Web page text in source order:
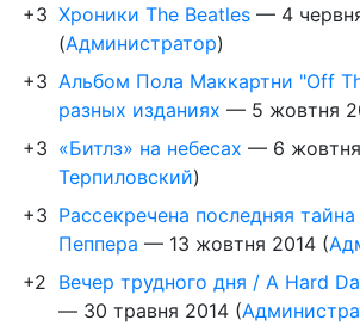
+3 Хроники The Beatles — 4
(Администратор)
+3 Альбом Пола Маккартни "Off
разных изданиях — 5 жовтня
+3 «Битлз» на небесах — 6
Терпиловский)
+3 Рассекречена последняя
Пеппера — 13 жовтня 2014 (
+2 Вечер трудного дня / A Hard
— 30 травня 2014 (